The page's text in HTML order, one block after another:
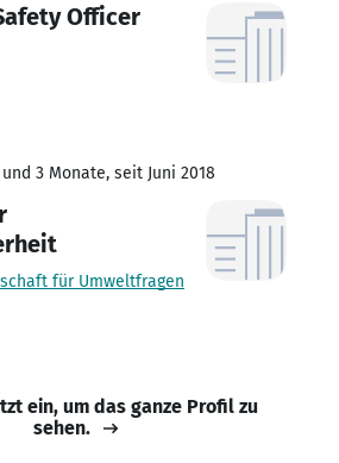
Officer
3 Monate, seit Juni 2018
für Umweltfragen
ein, um das ganze Profil zu
sehen.